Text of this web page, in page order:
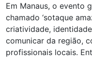
Em Manaus, o evento
chamado ‘sotaque
criatividade,
comunicar da região,
profissionais locais.